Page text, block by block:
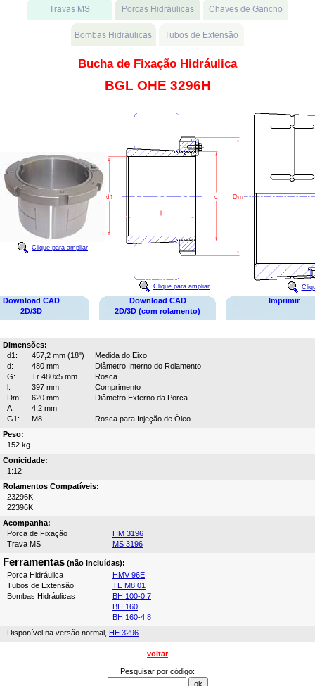
Bucha de Fixação Hidráulica
BGL OHE 3296H
Clique para ampliar
Clique para ampliar
Download CAD
2D/3D
Download CAD
2D/3D (com rolamento)
Imprimir
Dimensões:
d1:
457,2 mm (18")
Medida do Eixo
d:
480 mm
Diâmetro Interno do Rolamento
G:
Tr 480x5 mm
Rosca
l:
397 mm
Comprimento
Dm:
620 mm
Diâmetro Externo da Porca
A:
4.2 mm
G1:
M8
Rosca para Injeção de Óleo
Peso:
152 kg
Conicidade:
1:12
Rolamentos Compatíveis:
23296K
22396K
Acompanha:
Porca de Fixação
HM 3196
Trava MS
MS 3196
Ferramentas (não incluídas):
Porca Hidráulica
HMV 96E
Tubos de Extensão
TE M8 01
Bombas Hidráulicas
BH 100-0.7
BH 160
BH 160-4.8
Disponível na versão normal, HE 3296
voltar
Pesquisar por código: